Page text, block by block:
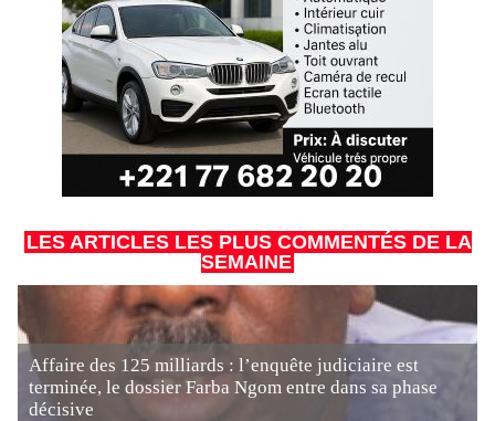
LES ARTICLES LES PLUS COMMENTÉS DE LA
SEMAINE
Affaire des 125 milliards : l’enquête judiciaire est
terminée, le dossier Farba Ngom entre dans sa phase
décisive